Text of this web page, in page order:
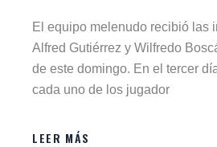
El equipo melenudo recibió las
Alfred Gutiérrez y Wilfredo
de este domingo. En el tercer
cada uno de los jugador
LEER MÁS